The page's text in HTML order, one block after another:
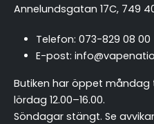
Annelundsgatan 17C, 749
Telefon: 073-829 08 00
E-post:
Butiken har öppet måndag
lördag 12.00–16.00.
Söndagar stängt. Se